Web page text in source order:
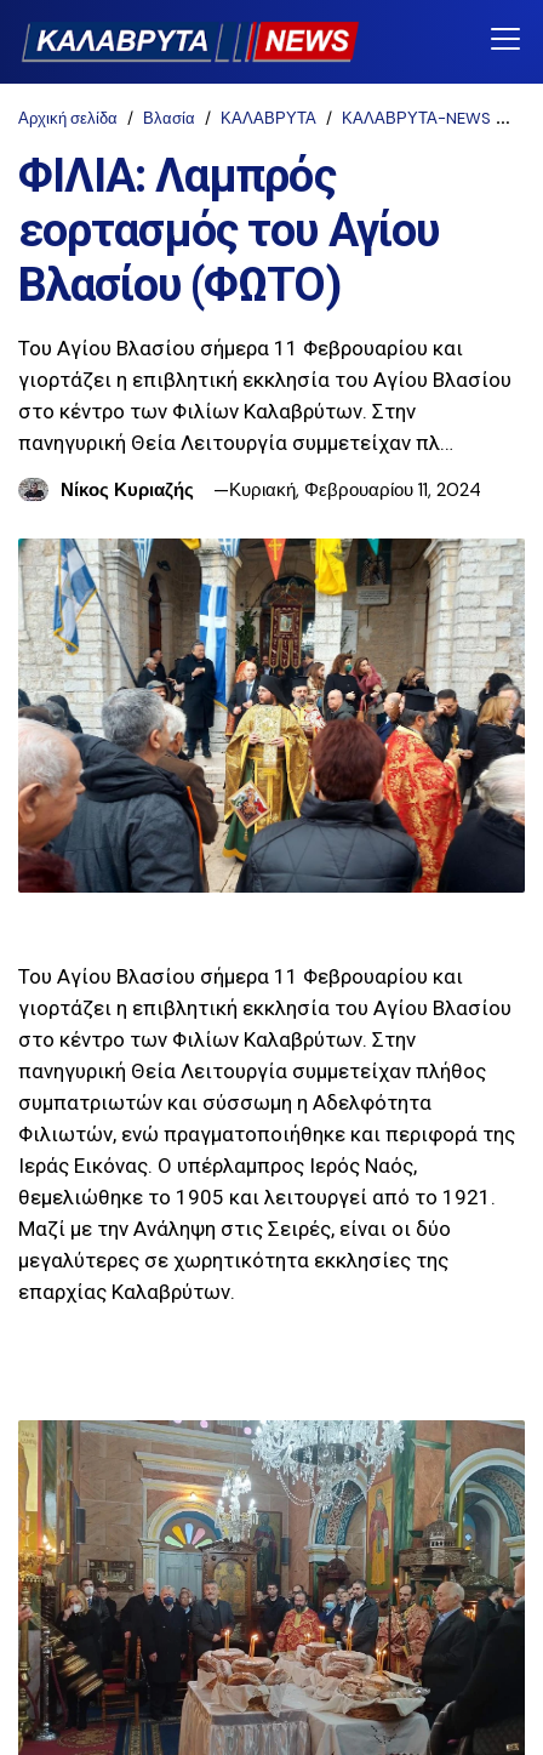
Αρχική σελίδα Βλασία ΚΑΛΑΒΡΥΤΑ ΚΑΛΑΒΡΥΤΑ-NEWS
ΦΙΛΙΑ: Λαμπρός
εορτασμός του Αγίου
Βλασίου (ΦΩΤΟ)
Του Αγίου Βλασίου σήμερα 11 Φεβρουαρίου και
γιορτάζει η επιβλητική εκκλησία του Αγίου Βλασίου
στο κέντρο των Φιλίων Καλαβρύτων. Στην
πανηγυρική Θεία Λειτουργία συμμετείχαν πλ…
Νίκος Κυριαζής
Κυριακή, Φεβρουαρίου 11, 2024
Του Αγίου Βλασίου σήμερα 11 Φεβρουαρίου και
γιορτάζει η επιβλητική εκκλησία του Αγίου Βλασίου
στο κέντρο των Φιλίων Καλαβρύτων. Στην
πανηγυρική Θεία Λειτουργία συμμετείχαν πλήθος
συμπατριωτών και σύσσωμη η Αδελφότητα
Φιλιωτών, ενώ πραγματοποιήθηκε και περιφορά της
Ιεράς Εικόνας. Ο υπέρλαμπρος Ιερός Ναός,
θεμελιώθηκε το 1905 και λειτουργεί από το 1921.
Μαζί με την Ανάληψη στις Σειρές, είναι οι δύο
μεγαλύτερες σε χωρητικότητα εκκλησίες της
επαρχίας Καλαβρύτων.